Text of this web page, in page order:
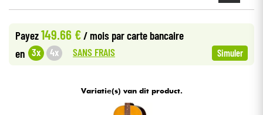
Kabels & toebehoren
HiFi
Bekijk onze merken
Payez149.66 €/ mois par carte bancaire
en 3x 4x SANS FRAIS Simuler
Variatie(s) van dit product.